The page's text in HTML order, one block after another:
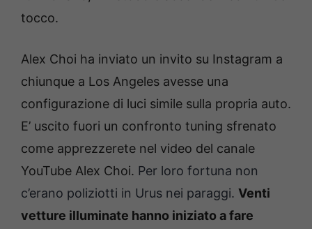
tocco.
Alex Choi ha inviato un invito su Instagram a
chiunque a Los Angeles avesse una
configurazione di luci simile sulla propria auto.
E’ uscito fuori un confronto tuning sfrenato
come apprezzerete nel video del canale
YouTube Alex Choi. Per loro fortuna non
c’erano poliziotti in Urus nei paraggi. Venti
vetture illuminate hanno iniziato a fare